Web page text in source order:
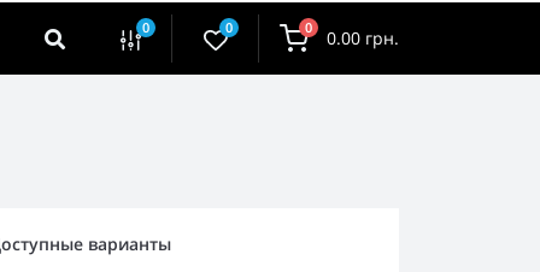
0 0 0 0.00 грн.
варианты